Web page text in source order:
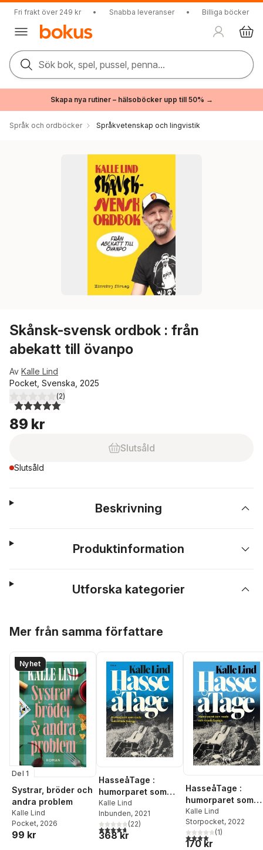
Fri frakt över 249 kr • Snabba leveranser • Billiga böcker
Sök bok, spel, pussel, penna...
Skapa nya rutiner – hälsoböcker upp till 50% →
Språk och ordböcker Språkvetenskap och lingvistik
Skånsk-svensk ordbok : från
abekatt till övanpo
Av Kalle Lind
Pocket, Svenska, 2025
5,0utav 5 stjärnor. Totalt antal röster:
(2)
89 kr
Slutsåld
Slutsåld
Beskrivning
Produktinformation
Utforska kategorier
Mer från samma författare
Nyhet
Del 1
Systrar, bröder och
andra problem
Kalle Lind
Pocket, 2026
99 kr
HasseåTage :
humorparet som
roade och retade
Sverige
Kalle Lind
Inbunden, 2021
4,7utav 5 stjärnor. Totalt antal röster:
(22)
368 kr
HasseåTage :
humorparet som
roade och retade
Sverige
Kalle Lind
Storpocket, 2022
4,0utav 5 stjärnor.
(1)
170 kr